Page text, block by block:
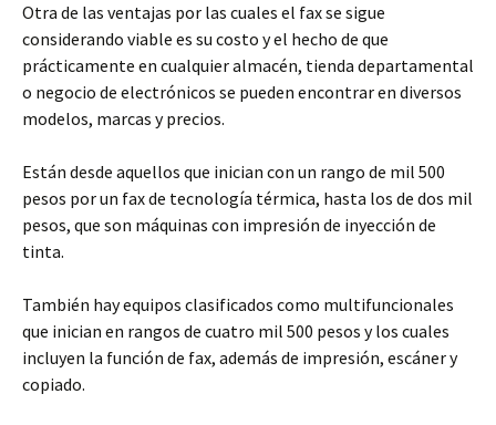
Otra de las ventajas por las cuales el fax se sigue
considerando viable es su costo y el hecho de que
prácticamente en cualquier almacén, tienda departamental
o negocio de electrónicos se pueden encontrar en diversos
modelos, marcas y precios.
Están desde aquellos que inician con un rango de mil 500
pesos por un fax de tecnología térmica, hasta los de dos mil
pesos, que son máquinas con impresión de inyección de
tinta.
También hay equipos clasificados como multifuncionales
que inician en rangos de cuatro mil 500 pesos y los cuales
incluyen la función de fax, además de impresión, escáner y
copiado.